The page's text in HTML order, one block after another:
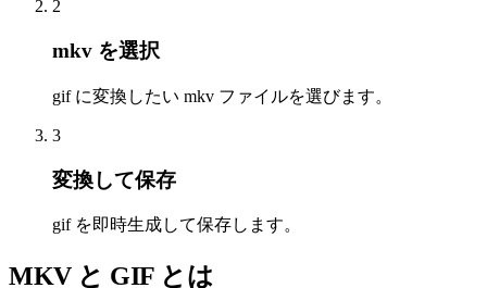
2
mkv を選択
gif に変換したい mkv ファイルを選びます。
3
変換して保存
gif を即時生成して保存します。
MKV と GIF とは